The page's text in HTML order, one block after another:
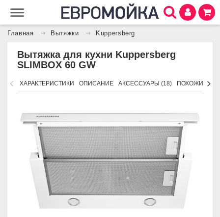
Главная Вытяжки Kuppersberg
Вытяжка для кухни Kuppersberg
SLIMBOX 60 GW
ХАРАКТЕРИСТИКИ ОПИСАНИЕ АКСЕССУАРЫ (18) ПОХОЖИЕ